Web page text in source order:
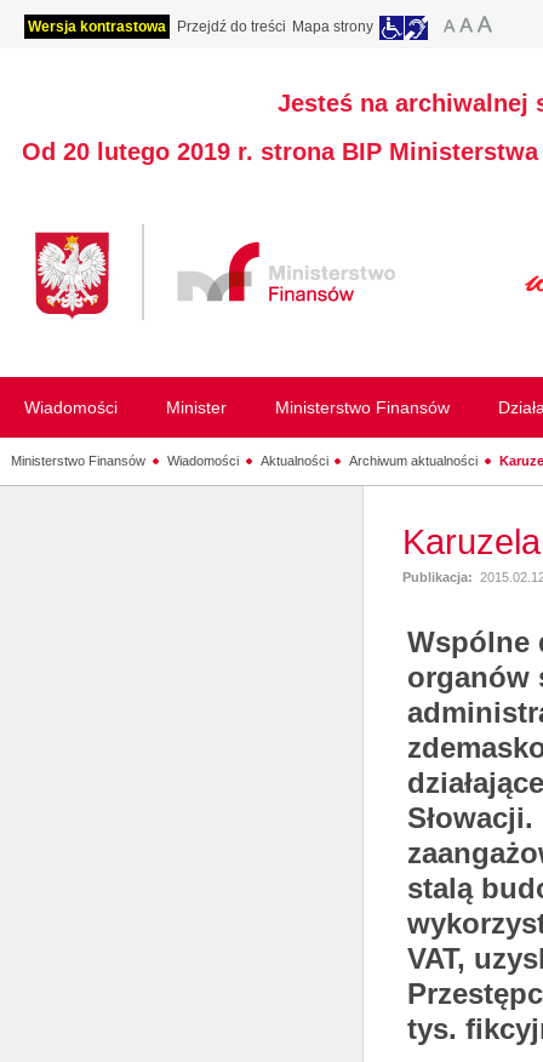
Wersja kontrastowa Przejdź do treści Mapa strony
Jesteś na archiwalnej
Od 20 lutego 2019 r. strona BIP
Wiadomości Minister Ministerstwo Finansów
Ministerstwo Finansów Wiadomości Aktualności Archiwum aktualności
Publikacja:
Wspólne
organów
stalą
VAT,
tys.